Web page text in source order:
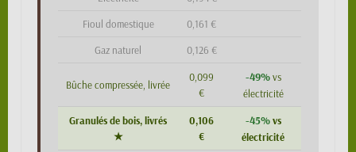
Fioul domestique 0,161 €
Gaz naturel 0,126 €
Bûche compressée, livrée
0,099
€
-49%vs
électricité
Granulés de bois, livrés
★
0,106
€
-45%vs
électricité